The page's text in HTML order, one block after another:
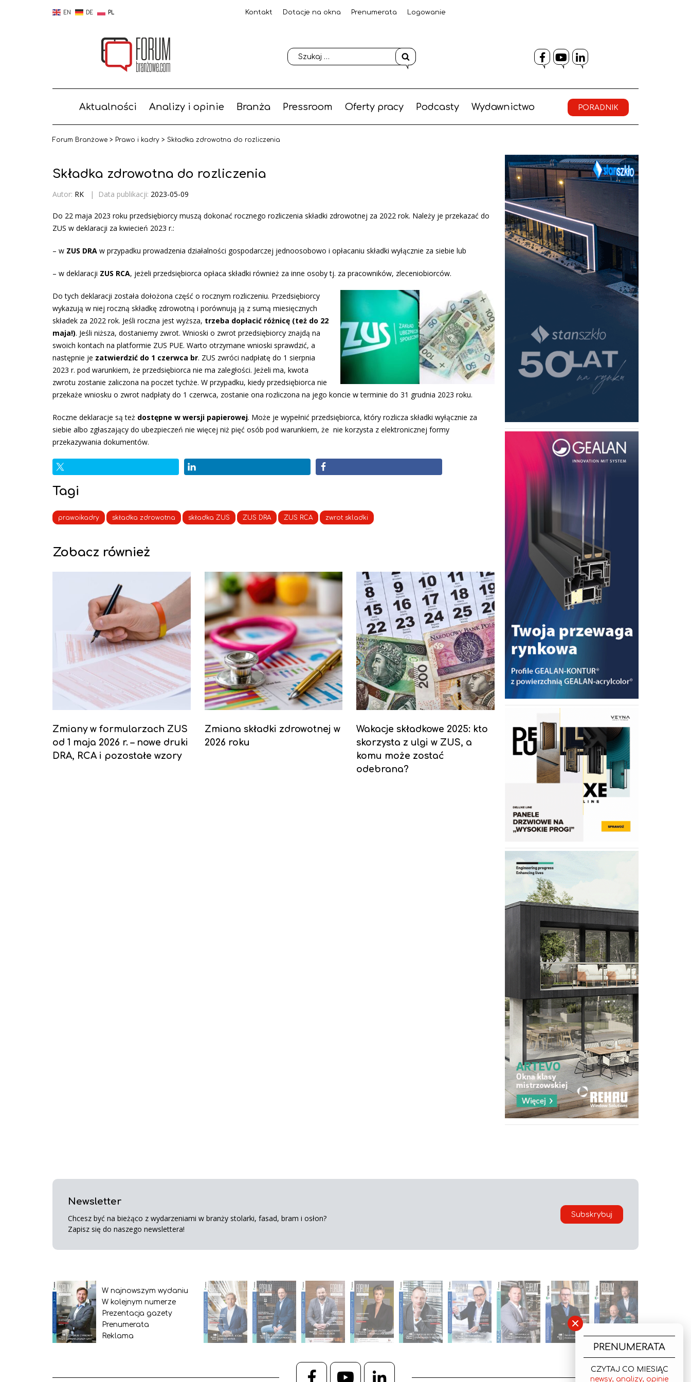
EN DE PL Kontakt Dotacje na okna Prenumerata Logowanie
Facebook
YouTube
LinkedIn
Aktualności Analizy i opinie Branża Pressroom Oferty pracy Podcasty Wydawnictwo PORADNIK
Forum Branżowe > Prawo i kadry > Składka zdrowotna do rozliczenia
Składka zdrowotna do rozliczenia
Autor: RK | Data publikacji: 2023-05-09
Do 22 maja 2023 roku przedsiębiorcy muszą dokonać rocznego rozliczenia składki zdrowotnej za 2022 rok. Należy je przekazać do
ZUS w deklaracji za kwiecień 2023 r.:
– w ZUS DRA w przypadku prowadzenia działalności gospodarczej jednoosobowo i opłacaniu składki wyłącznie za siebie lub
– w deklaracji ZUS RCA, jeżeli przedsiębiorca opłaca składki również za inne osoby tj. za pracowników, zleceniobiorców.
Do tych deklaracji została dołożona część o rocznym rozliczeniu. Przedsiębiorcy
wykazują w niej roczną składkę zdrowotną i porównują ją z sumą miesięcznych
składek za 2022 rok. Jeśli roczna jest wyższa, trzeba dopłacić różnicę (też do 22
maja!). Jeśli niższa, dostaniemy zwrot. Wnioski o zwrot przedsiębiorcy znajdą na
swoich kontach na platformie ZUS PUE. Warto otrzymane wnioski sprawdzić, a
następnie je zatwierdzić do 1 czerwca br. ZUS zwróci nadpłatę do 1 sierpnia
2023 r. pod warunkiem, że przedsiębiorca nie ma zaległości. Jeżeli ma, kwota
zwrotu zostanie zaliczona na poczet tychże. W przypadku, kiedy przedsiębiorca nie
przekaże wniosku o zwrot nadpłaty do 1 czerwca, zostanie ona rozliczona na jego koncie w terminie do 31 grudnia 2023 roku.
Roczne deklaracje są też dostępne w wersji papierowej. Może je wypełnić przedsiębiorca, który rozlicza składki wyłącznie za
siebie albo zgłaszający do ubezpieczeń nie więcej niż pięć osób pod warunkiem, że nie korzysta z elektronicznej formy
przekazywania dokumentów.
Tagi
prawoikadry składka zdrowotna składka ZUS ZUS DRA ZUS RCA zwrot skladki
Zobacz również
Zmiany w formularzach ZUS
od 1 maja 2026 r. – nowe druki
DRA, RCA i pozostałe wzory
Zmiana składki zdrowotnej w
2026 roku
Wakacje składkowe 2025: kto
skorzysta z ulgi w ZUS, a
komu może zostać
odebrana?
Newsletter
Chcesz być na bieżąco z wydarzeniami w branży stolarki, fasad, bram i osłon?
Zapisz się do naszego newslettera!
Subskrybuj
W najnowszym wydaniu
W kolejnym numerze
Prezentacja gazety
Prenumerata
Reklama
FacebookYouTube
LinkedIn
×
PRENUMERATA
CZYTAJ CO MIESIĄC
newsy, analizy, opinie